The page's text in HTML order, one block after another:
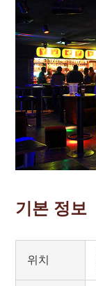
기본 정보
위치